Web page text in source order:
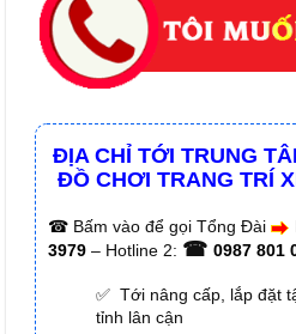
ĐỊA CHỈ TỚI TRUNG
ĐỒ CHƠI TRANG TRÍ
☎ Bấm vào để gọi Tổng Đài
3979 – Hotline 2: ☎ 0987 801
✅ Tới nâng cấp, lắp đặt
tỉnh lân cận